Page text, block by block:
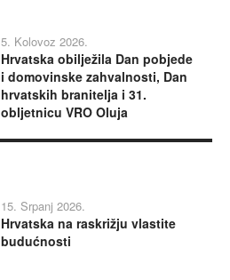
5. Kolovoz 2026.
Hrvatska obilježila Dan pobjede
i domovinske zahvalnosti, Dan
hrvatskih branitelja i 31.
obljetnicu VRO Oluja
15. Srpanj 2026.
Hrvatska na raskrižju vlastite
budućnosti